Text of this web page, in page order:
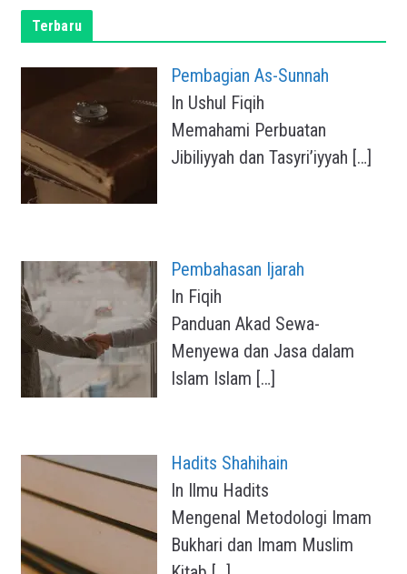
Terbaru
Pembagian As-Sunnah
In Ushul Fiqih
Memahami Perbuatan
Jibiliyyah dan Tasyri’iyyah […]
Pembahasan Ijarah
In Fiqih
Panduan Akad Sewa-
Menyewa dan Jasa dalam
Islam Islam […]
Hadits Shahihain
In Ilmu Hadits
Mengenal Metodologi Imam
Bukhari dan Imam Muslim